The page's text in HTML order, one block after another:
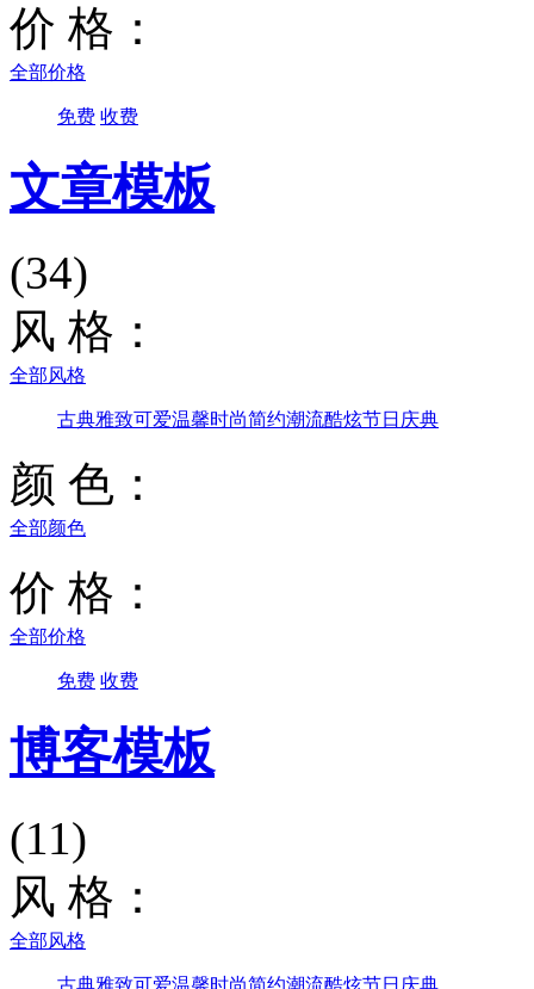
价 格：
全部价格
免费 收费
文章模板
(34)
风 格：
全部风格
古典雅致可爱温馨时尚简约潮流酷炫节日庆典
颜 色：
全部颜色
价 格：
全部价格
免费 收费
博客模板
(11)
风 格：
全部风格